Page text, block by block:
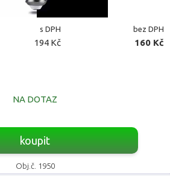
s DPH bez DPH
194 Kč 160 Kč
NA DOTAZ
koupit
Obj.č. 1950